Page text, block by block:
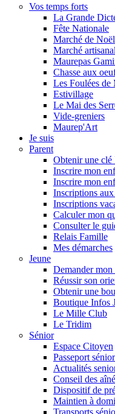
Vos temps forts
La Grande
Fête Nationale
Marché de Noël
Marché artisanal
Maurepas
Chasse aux
Les Foulées de
Estivillage
Le Mai des
Vide-greniers
Maurep'Art
Je suis
Parent
Obtenir une clé
Inscrire mon
Inscrire mon
Inscriptions
Inscriptions
Calculer mon
Consulter le
Relais Famille
Mes démarches
Jeune
Demander
Réussir son
Obtenir une
Boutique Infos
Le Mille Club
Le Tridim
Sénior
Espace Citoyen
Passeport
Actualités
Conseil des
Dispositif de
Maintien à